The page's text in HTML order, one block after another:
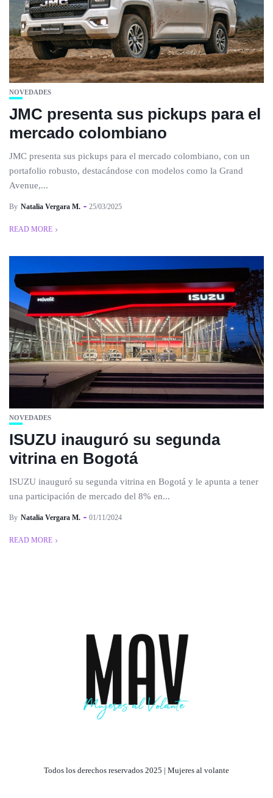
NOVEDADES
JMC presenta sus pickups para el
mercado colombiano
JMC presenta sus pickups para el mercado colombiano, con un
portafolio robusto, destacándose con modelos como la Grand
Avenue,...
By Natalia Vergara M. 25/03/2025
READ MORE
NOVEDADES
ISUZU inauguró su segunda
vitrina en Bogotá
ISUZU inauguró su segunda vitrina en Bogotá y le apunta a tener
una participación de mercado del 8% en...
By Natalia Vergara M. 01/11/2024
READ MORE
Todos los derechos reservados 2025 | Mujeres al volante